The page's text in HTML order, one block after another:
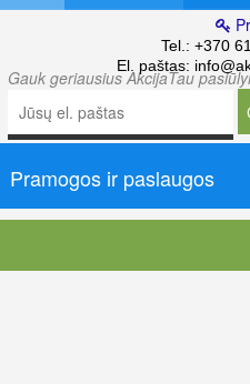
Tel.: +370
El. paštas:
Gauk geriausius AkcijaTau
Pramogos ir paslaugos